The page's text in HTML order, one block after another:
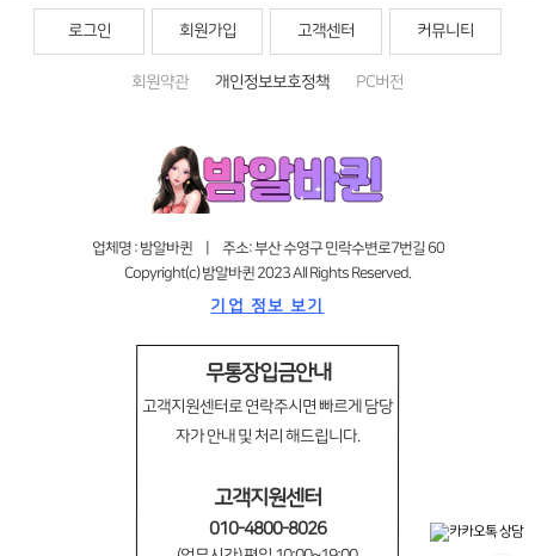
로그인 회원가입 고객센터 커뮤니티
회원약관 개인정보보호정책 PC버전
업체명 : 밤알바퀸 | 주소: 부산 수영구 민락수변로7번길 60
Copyright(c) 밤알바퀸 2023 All Rights Reserved.
기업 정보 보기
무통장입금안내
고객지원센터로 연락주시면 빠르게 담당
자가 안내 및 처리 해드립니다.
고객지원센터
010-4800-8026